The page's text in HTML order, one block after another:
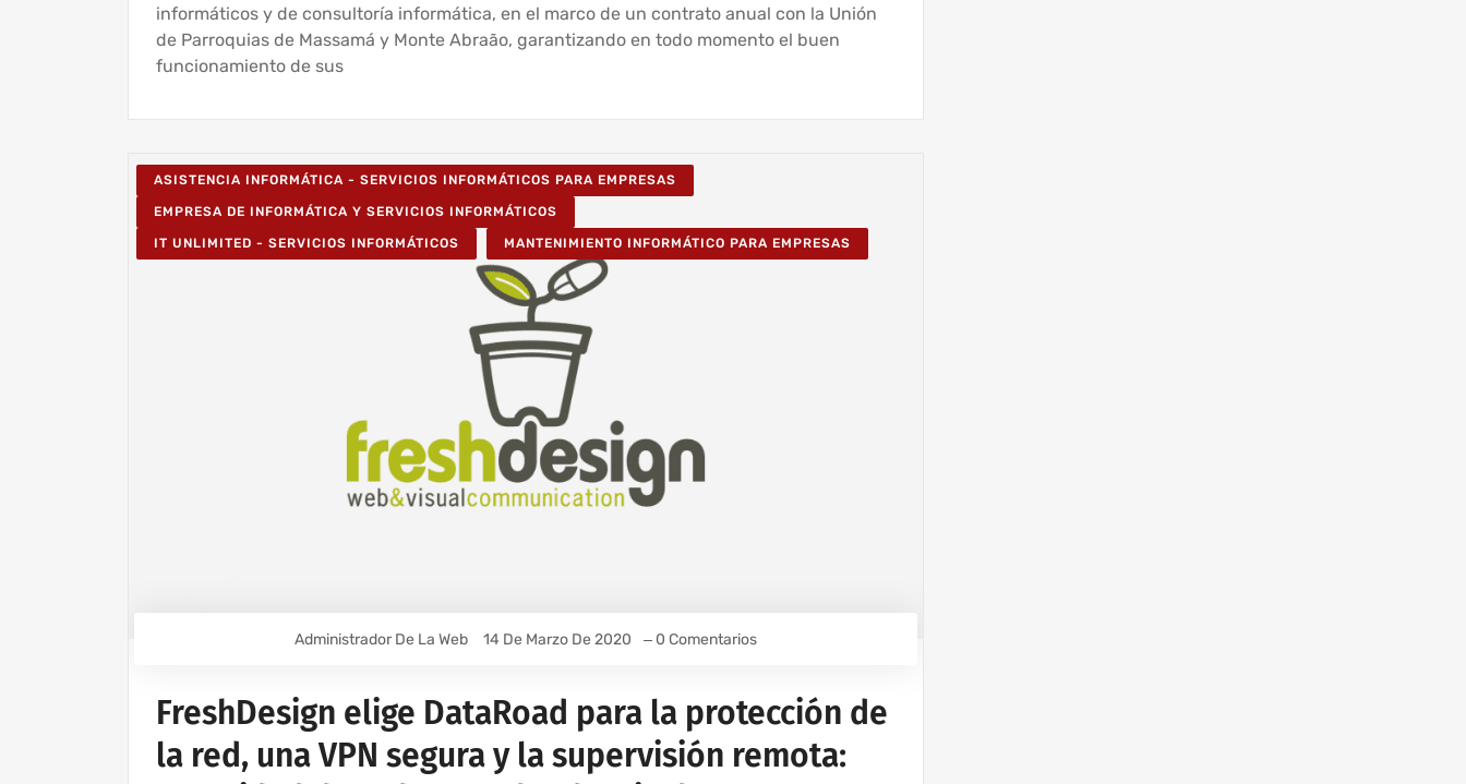
informáticos y de consultoría informática, en el marco de un contrato anual con la Unión
de Parroquias de Massamá y Monte Abraão, garantizando en todo momento el buen
funcionamiento de sus
ASISTENCIA INFORMÁTICA - SERVICIOS INFORMÁTICOS PARA EMPRESAS
EMPRESA DE INFORMÁTICA Y SERVICIOS INFORMÁTICOS
IT UNLIMITED - SERVICIOS INFORMÁTICOS MANTENIMIENTO INFORMÁTICO PARA EMPRESAS
Administrador De La Web 14 De Marzo De 2020 0 Comentarios
FreshDesign elige DataRoad para la protección de
la red, una VPN segura y la supervisión remota: